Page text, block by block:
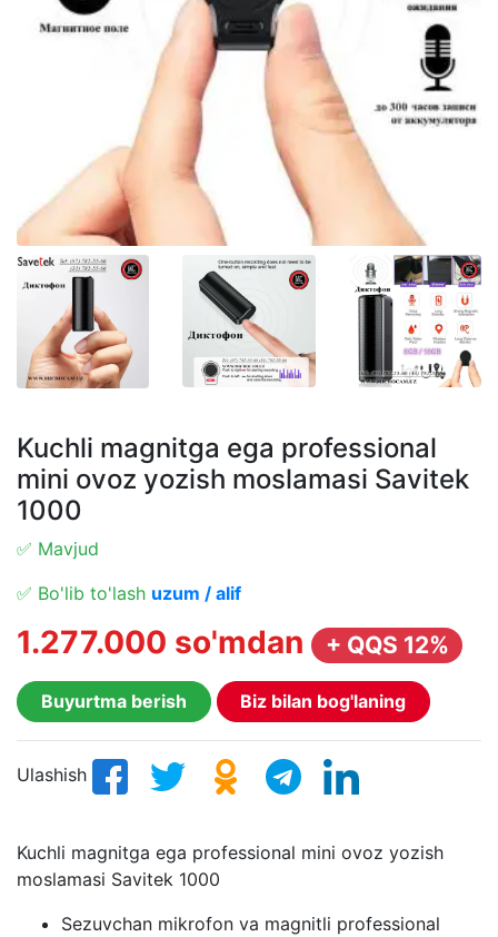
Kuchli magnitga ega professional
mini ovoz yozish moslamasi Savitek
1000
✅ Mavjud
✅ Bo'lib to'lash uzum / alif
1.277.000 so'mdan + QQS 12%
Buyurtma berish Biz bilan bog'laning
Ulashish
Kuchli magnitga ega professional mini ovoz yozish
moslamasi Savitek 1000
Sezuvchan mikrofon va magnitli professional